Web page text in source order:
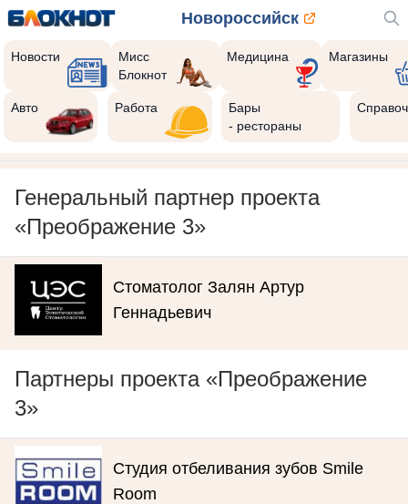
Новороссийск
Новости
Мисс
Блокнот
Медицина Магазины
Авто Работа
Бары
- рестораны
Генеральный партнер проекта
«Преображение 3»
Стоматолог Залян Артур
Геннадьевич
Партнеры проекта «Преображение
3»
Студия отбеливания зубов Smile
Room